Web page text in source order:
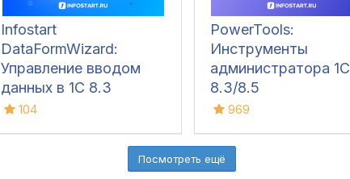
Infostart
DataFormWizard:
Управление вводом
данных в 1С 8.3
104
PowerTools:
Инструменты
администратора 1С
8.3/8.5
969
Посмотреть ещё